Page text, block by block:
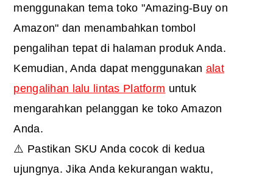
menggunakan tema toko "Amazing-Buy on
Amazon" dan menambahkan tombol
pengalihan tepat di halaman produk Anda.
Kemudian, Anda dapat menggunakan alat
pengalihan lalu lintas Platform untuk
mengarahkan pelanggan ke toko Amazon
Anda.
⚠️ Pastikan SKU Anda cocok di kedua
ujungnya. Jika Anda kekurangan waktu,